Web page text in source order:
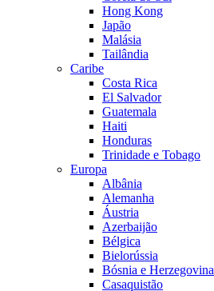
Hong Kong
Japão
Malásia
Tailândia
Caribe
Costa Rica
El Salvador
Guatemala
Haiti
Honduras
Trinidade e Tobago
Europa
Albânia
Alemanha
Áustria
Azerbaijão
Bélgica
Bielorússia
Bósnia e Herzegovina
Casaquistão